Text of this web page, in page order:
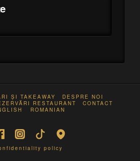
ȘI TAKEAWAY
DESPRE NOI
RESTAURANT
CONTACT
ROMANIAN
policy